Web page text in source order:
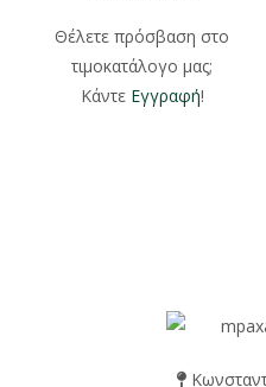
Θέλετε πρόσβαση στο
τιμοκατάλογο μας;
Κάντε Εγγραφή!